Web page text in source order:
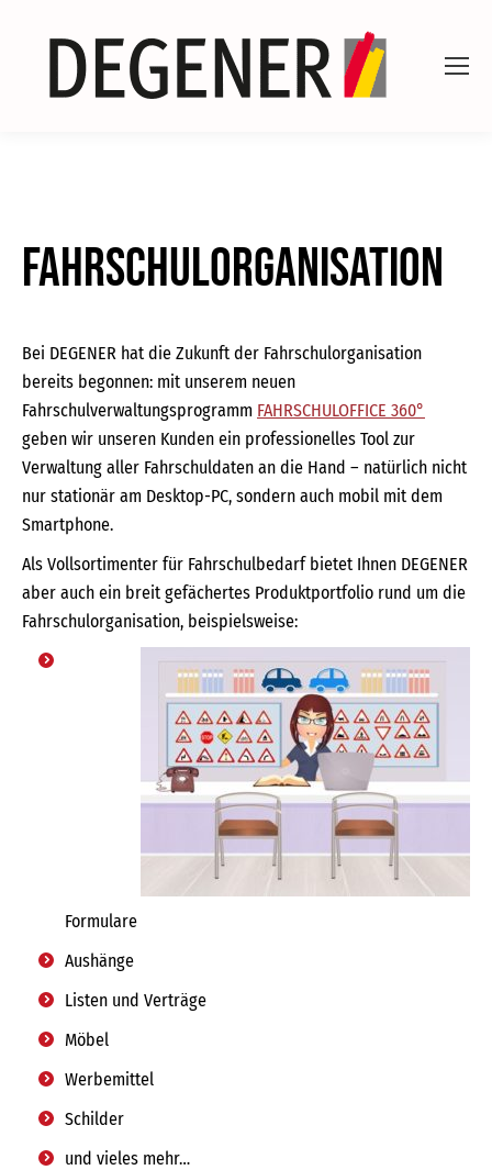
Fahrschulorganisation
Bei DEGENER hat die Zukunft der Fahrschulorganisation
bereits begonnen: mit unserem neuen
Fahrschulverwaltungsprogramm FAHRSCHULOFFICE 360°
geben wir unseren Kunden ein professionelles Tool zur
Verwaltung aller Fahrschuldaten an die Hand – natürlich nicht
nur stationär am Desktop-PC, sondern auch mobil mit dem
Smartphone.
Als Vollsortimenter für Fahrschulbedarf bietet Ihnen DEGENER
aber auch ein breit gefächertes Produktportfolio rund um die
Fahrschulorganisation, beispielsweise:
Formulare
Aushänge
Listen und Verträge
Möbel
Werbemittel
Schilder
und vieles mehr…